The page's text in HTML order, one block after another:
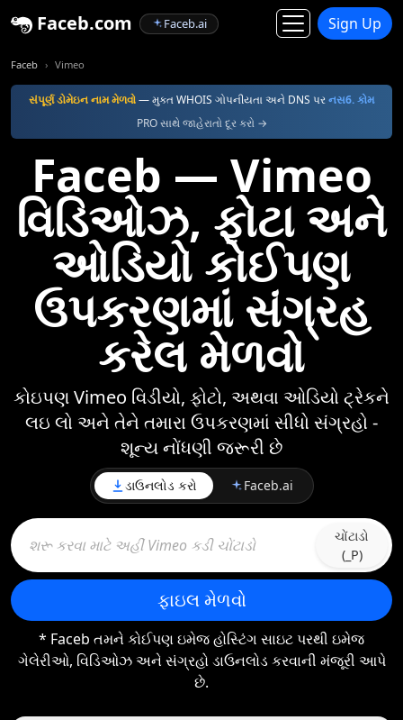
Faceb.com Faceb.ai Sign Up
Faceb Vimeo
સંપૂર્ણ ડોમેઇન નામ મેળવો— મુક્ત WHOIS ગોપનીયતા અને DNS પરનસ6. કોમ
PRO સાથે જાહેરાતો દૂર કરો →
Faceb — Vimeo
વિડિઓઝ, ફોટા અને
ઓડિયો કોઈપણ
ઉપકરણમાં સંગ્રહ
કરેલ મેળવો
કોઇપણ Vimeo વિડીયો, ફોટો, અથવા ઓડિયો ટ્રેકને
લઇ લો અને તેને તમારા ઉપકરણમાં સીધો સંગ્રહો -
શૂન્ય નોંધણી જરૂરી છે
ડાઉનલોડ કરો Faceb.ai
ચોંટાડો
(_P)
ફાઇલ મેળવો
* Faceb તમને કોઈપણ ઇમેજ હોસ્ટિંગ સાઇટ પરથી ઇમેજ
ગેલેરીઓ, વિડિઓઝ અને સંગ્રહો ડાઉનલોડ કરવાની મંજૂરી આપે
છે.